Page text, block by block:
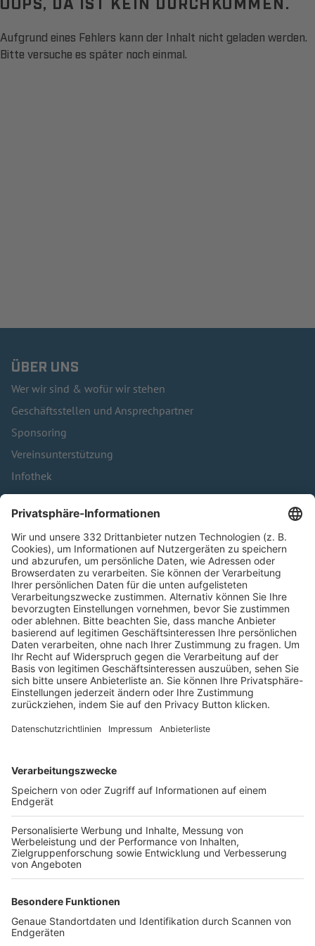
Aufgrund eines Fehlers kann der Inhalt nicht geladen werden.
Bitte versuche es später noch einmal.
ÜBER UNS
Wer wir sind & wofür wir stehen
Geschäftsstellen und Ansprechpartner
Sponsoring
Vereinsunterstützung
Infothek
Kontakt
HÄUFIG BESUCHTE SEITEN
Pässe und Vereinswechsel
Trainerausbildung
Schulungsangebot Vereinsmitarbeiter
BFV-Geschäftsstellen
Trainerbörse
Login SpielPlus
FOLGE DEM BFV
TOP-VEREINE
TOP-PARTNER